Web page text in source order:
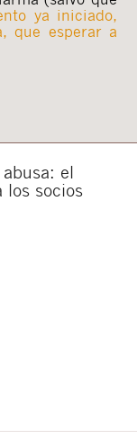
ya iniciado,
que esperar a
el
los socios